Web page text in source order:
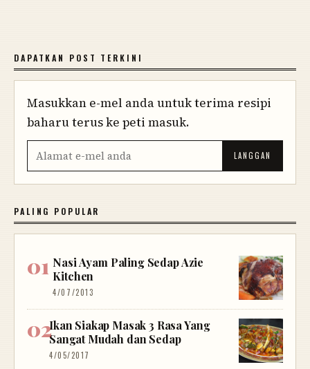
DAPATKAN POST TERKINI
Masukkan e-mel anda untuk terima resipi
baharu terus ke peti masuk.
PALING POPULAR
Nasi Ayam Paling Sedap Azie
Kitchen
4/07/2013
Ikan Siakap Masak 3 Rasa Yang
Sangat Mudah dan Sedap
4/05/2017